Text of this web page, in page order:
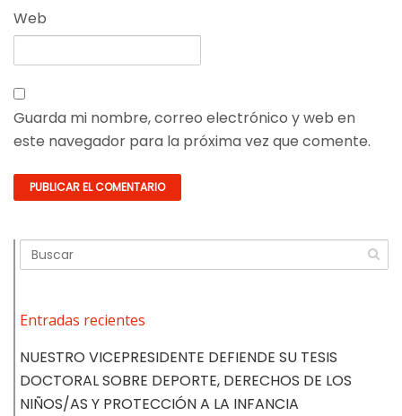
Web
Guarda mi nombre, correo electrónico y web en
este navegador para la próxima vez que comente.
Entradas recientes
NUESTRO VICEPRESIDENTE DEFIENDE SU TESIS
DOCTORAL SOBRE DEPORTE, DERECHOS DE LOS
NIÑOS/AS Y PROTECCIÓN A LA INFANCIA